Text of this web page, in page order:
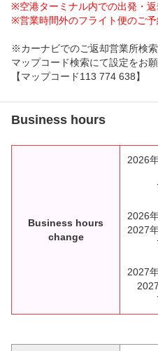
※空港ターミナル内での出発・返
※営業時間外のフライト便のご予
※カーナビでのご返却営業所検
マップコード検索にて設定をお願
【マップコード113 774 638】
Business hours
Business hours
change
2026
12
2026
2027
2027
2027